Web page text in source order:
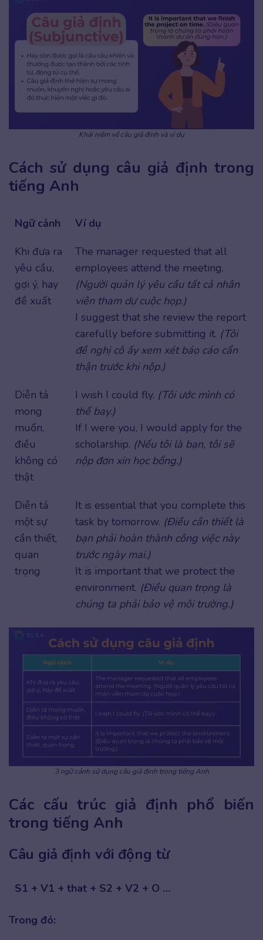
Khái niệm về câu giả định và ví dụ
Cách sử dụng câu giả định trong
tiếng Anh
Ngữ cảnh
Ví dụ
Khi đưa ra
yêu cầu,
gợi ý, hay
đề xuất
The manager requested that all
employees attend the meeting.
(Người quản lý yêu cầu tất cả nhân
viên tham dự cuộc họp.)
I suggest that she review the report
carefully before submitting it. (Tôi
đề nghị cô ấy xem xét báo cáo cẩn
thận trước khi nộp.)
Diễn tả
mong
muốn,
điều
không có
thật
I wish I could fly. (Tôi ước mình có
thể bay.)
If I were you, I would apply for the
scholarship. (Nếu tôi là bạn, tôi sẽ
nộp đơn xin học bổng.)
Diễn tả
một sự
cần thiết,
quan
trọng
It is essential that you complete this
task by tomorrow. (Điều cần thiết là
bạn phải hoàn thành công việc này
trước ngày mai.)
It is important that we protect the
environment. (Điều quan trọng là
chúng ta phải bảo vệ môi trường.)
3 ngữ cảnh sử dụng câu giả định trong tiếng Anh
Các cấu trúc giả định phổ biến
trong tiếng Anh
Câu giả định với động từ
S1 + V1 + that + S2 + V2 + O …
Trong đó: